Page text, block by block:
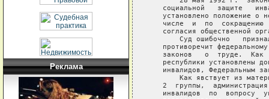
Реклама
социальной   защите
установлено положение о
числе  и  по  сокращению
согласия общественной
Суд ошибочно
противоречит
законов   о  труде.  Как
республики установлены
инвалидов, Федеральным
Как явствует из
2  группы,
инвалидов  по  вопросу